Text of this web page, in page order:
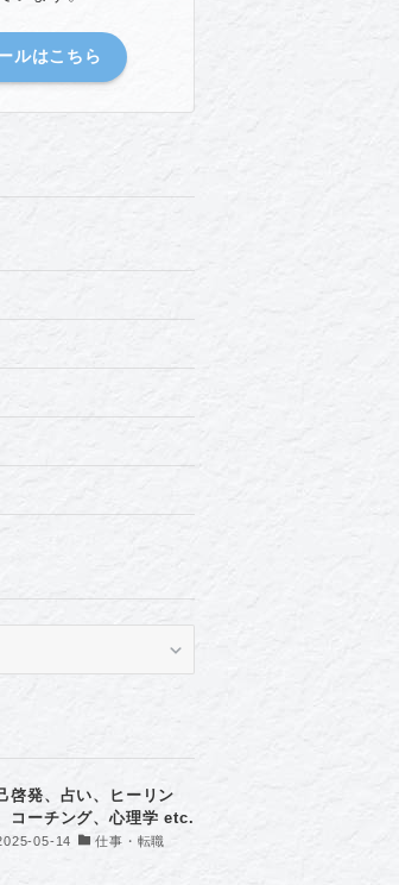
ルはこちら
啓発、占い、ヒーリン
コーチング、心理学 etc.
05-14 仕事・転職